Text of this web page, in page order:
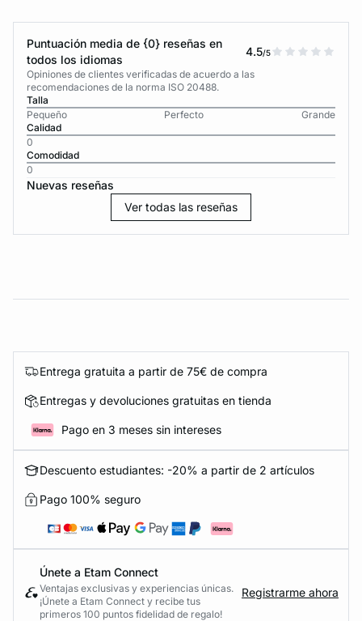
Puntuación media de {0} reseñas en
todos los idiomas
4.5/5
Opiniones de clientes verificadas de acuerdo a las
recomendaciones de la norma ISO 20488.
Talla
Pequeño
Perfecto
Grande
Calidad
0
Comodidad
0
Nuevas reseñas
Ver todas las reseñas
Entrega gratuita a partir de 75€ de compra
Entregas y devoluciones gratuitas en tienda
Pago en 3 meses sin intereses
Descuento estudiantes: -20% a partir de 2 artículos
Pago 100% seguro
Únete a Etam Connect
Ventajas exclusivas y experiencias únicas.
¡Únete a Etam Connect y recibe tus
primeros 100 puntos fidelidad de regalo!
Registrarme ahora